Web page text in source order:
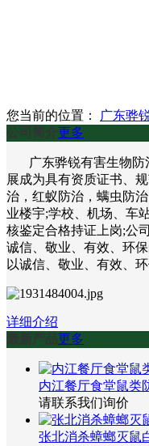
您当前的位置： 广东骅
公司简介更多
广东骅锐有害生物防治
展成为具有资质证书、
治，红蚁防治，螨虫防
业楼宇;学校、机场、车
核鉴定合格持证上岗;公
诚信、敬业、有效、环
以诚信、敬业、有效、
详细介绍
最新产品更多
内江餐厅食堂鼠类
请联系我们询价
张北消杀蟑螂灭鼠